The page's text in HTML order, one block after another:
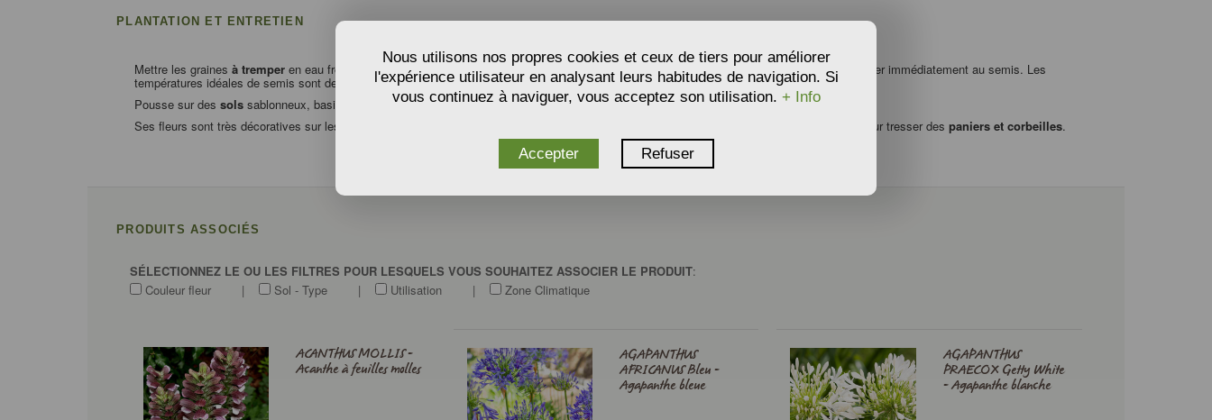
PLANTATION ET ENTRETIEN
Mettre les grainesà tremper en eau froide pendant 24 h eures avant le semis. Laisser égoutter les graines sans qu’elles se sèchent et procéder immédiatement au semis. Les
températures idéales de semis sont de 10ºC nuit/20ºC jour.
Pousse sur dessolssablonneux, basiques et légèrement humides.
Ses fleurs sont très décoratives sur les bords de certains étangs et sont utilisées en
. Une fibre est extraite de ses feuilles pour tresser despaniers et corbeilles.
PRODUITS ASSOCIÉS
SÉLECTIONNEZ LE OU LES FILTRES POUR LESQUELS VOUS SOUHAITEZ ASSOCIER LE PRODUIT:
Couleur fleur
| Sol - Type | Utilisation | Zone Climatique
ACANTHUS MOLLIS -
Acanthe à feuilles molles
AGAPANTHUS
AFRICANUS Bleu -
Agapanthe bleue
AGAPANTHUS
PRAECOX Getty White
- Agapanthe blanche
Nous utilisons nos propres cookies et ceux de tiers pour améliorer
l'expérience utilisateur en analysant leurs habitudes de navigation. Si
vous continuez à naviguer, vous acceptez son utilisation. + Info
Accepter Refuser